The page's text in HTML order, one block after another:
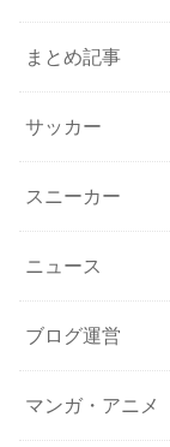
まとめ記事
サッカー
スニーカー
ニュース
ブログ運営
マンガ・アニメ